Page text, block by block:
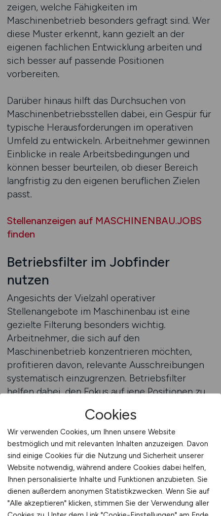
zeigen, welche Fähigkeiten im
Maschinenbetrieb besonders gefragt sind. Wer
diese Muster erkennt, kann gezielt an der
eigenen fachlichen Entwicklung arbeiten und
sich besser auf passende Positionen
vorbereiten.
Darüber hinaus hilft das Durchsuchen von
Maschinenbetriebsstellen dabei, ein Gespür für
typische Herausforderungen im operativen
Umfeld zu entwickeln. Arbeitnehmer gewinnen
Einblicke in reale Arbeitsbedingungen und
können besser beurteilen, ob dieser Bereich
langfristig zu den eigenen beruflichen Zielen
passt.
Stellenanzeigen auf MASCHINENBAU.JOBS
finden
Betriebsfilter im Jobfinder
nutzen
Angesichts der Vielzahl operativer
Stellenangebote im Maschinenbau ist eine
gezielte Filterung besonders wichtig.
Arbeitnehmer, die sich auf den
Maschinenbetrieb konzentrieren möchten,
profitieren davon, relevante Ausschreibungen
systematisch einzugrenzen. Betriebsfilter
helfen dabei, den Fokus auf jene Positionen zu
persönlich gut passen. Gerade im operativen
Umfeld entscheiden Details über die
Passgenauigkeit einer Stelle.
Durch den Einsatz passender Filter können
Arbeitnehmer gezielt nach
Maschinenbetriebsstellen suchen, die
bestimmte Rahmenbedingungen oder
Cookies
Wir verwenden Cookies, um Ihnen unsere Website
bestmöglich und mit relevanten Inhalten anzuzeigen. Davon
sind einige Cookies für die Nutzung und Sicherheit unserer
Website notwendig, während andere Cookies dabei helfen,
Ihnen personalisierte Inhalte und Funktionen anzubieten. Sie
dienen außerdem anonymen Statistikzwecken. Wenn Sie auf
"Alle akzeptieren" klicken, stimmen Sie der Verwendung aller